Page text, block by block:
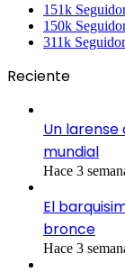
151k
150k
311k
Reciente
Un
mundial
Hace 3
El
bronce
Hace 3